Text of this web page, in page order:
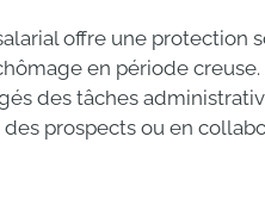
offre une protection
en période
des tâches
prospects ou en